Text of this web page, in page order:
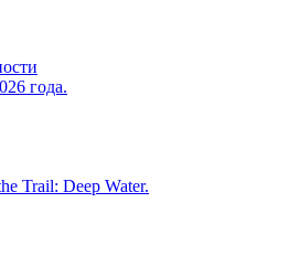
года.
Trail: Deep Water.